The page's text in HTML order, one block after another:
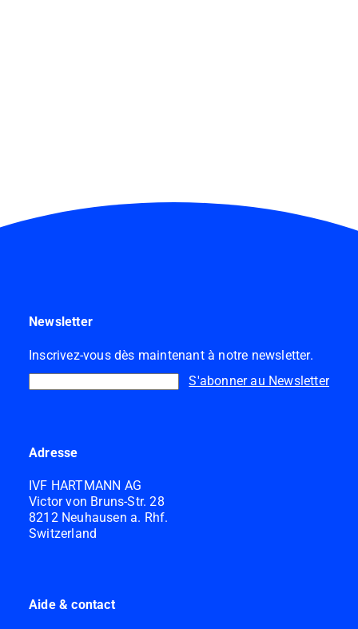
Newsletter
Inscrivez-vous dès maintenant à notre newsletter.
S'abonner au Newsletter
Adresse
IVF HARTMANN AG
Victor von Bruns-Str. 28
8212 Neuhausen a. Rhf.
Switzerland
Aide & contact